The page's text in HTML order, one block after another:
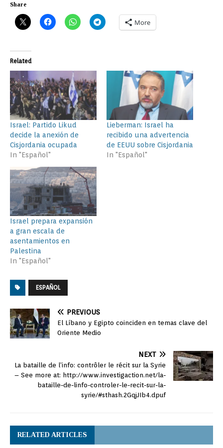
Share
More
Related
Israel: Partido Likud
decide la anexión de
Cisjordania ocupada
In "Español"
Lieberman: Israel ha
recibido una advertencia
de EEUU sobre Cisjordania
In "Español"
Israel prepara expansión
a gran escala de
asentamientos en
Palestina
In "Español"
ESPAÑOL
PREVIOUS
El Líbano y Egipto coinciden en temas clave del
Oriente Medio
NEXT
La bataille de l’info: contrôler le récit sur la Syrie
– See more at: http://www.investigaction.net/la-
bataille-de-linfo-controler-le-recit-sur-la-
syrie/#sthash.2GqjJIb4.dpuf
RELATED ARTICLES